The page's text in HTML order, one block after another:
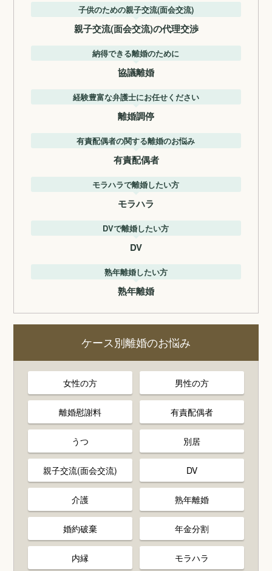
子供のための親子交流(面会交流)
親子交流(面会交流)の代理交渉
納得できる離婚のために
協議離婚
経験豊富な弁護士にお任せください
離婚調停
有責配偶者の関する離婚のお悩み
有責配偶者
モラハラで離婚したい方
モラハラ
DVで離婚したい方
DV
熟年離婚したい方
熟年離婚
ケース別離婚のお悩み
女性の方 男性の方
離婚慰謝料 有責配偶者
うつ 別居
親子交流(面会交流) DV
介護 熟年離婚
婚約破棄 年金分割
内縁 モラハラ